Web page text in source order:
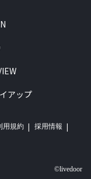
アップ
用規約 採用情報
©livedoor